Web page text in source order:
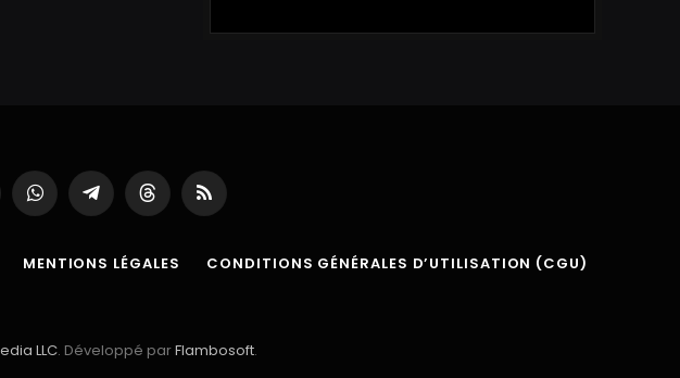
WhatsAppPartager
sur
ThreadsRSS
MENTIONS LÉGALES
CONDITIONS GÉNÉRALES D’UTILISATION (CGU)
LLC. Développé parFlambosoft.